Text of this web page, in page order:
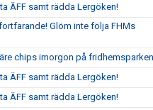
ÄFF samt rädda Lergöken!
Glöm inte följa FHMs
chips imorgon på fridhemsparken
ÄFF samt rädda Lergöken!
ÄFF samt rädda Lergöken!